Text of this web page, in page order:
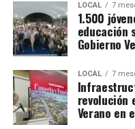
LOCAL 7
1.500
educación
Gobierno
LOCAL 7
revolución
Verano en